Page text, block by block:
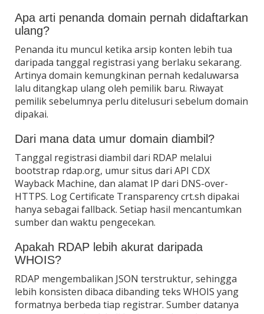
Apa arti penanda domain pernah didaftarkan
ulang?
Penanda itu muncul ketika arsip konten lebih tua
daripada tanggal registrasi yang berlaku sekarang.
Artinya domain kemungkinan pernah kedaluwarsa
lalu ditangkap ulang oleh pemilik baru. Riwayat
pemilik sebelumnya perlu ditelusuri sebelum domain
dipakai.
Dari mana data umur domain diambil?
Tanggal registrasi diambil dari RDAP melalui
bootstrap rdap.org, umur situs dari API CDX
Wayback Machine, dan alamat IP dari DNS-over-
HTTPS. Log Certificate Transparency crt.sh dipakai
hanya sebagai fallback. Setiap hasil mencantumkan
sumber dan waktu pengecekan.
Apakah RDAP lebih akurat daripada
WHOIS?
RDAP mengembalikan JSON terstruktur, sehingga
lebih konsisten dibaca dibanding teks WHOIS yang
formatnya berbeda tiap registrar. Sumber datanya